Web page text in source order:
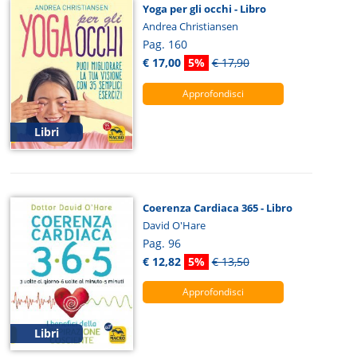
Libri
Yoga per gli occhi - Libro
Andrea Christiansen
Pag. 160
€ 17,00 5% € 17,90
Approfondisci
Libri
Coerenza Cardiaca 365 - Libro
David O'Hare
Pag. 96
€ 12,82 5% € 13,50
Approfondisci